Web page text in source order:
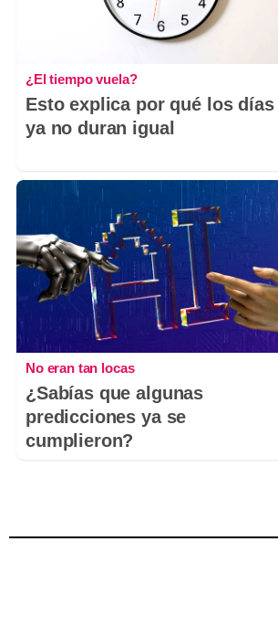
¿El tiempo vuela?
Esto explica por qué los días
ya no duran igual
No eran tan locas
¿Sabías que algunas
predicciones ya se
cumplieron?